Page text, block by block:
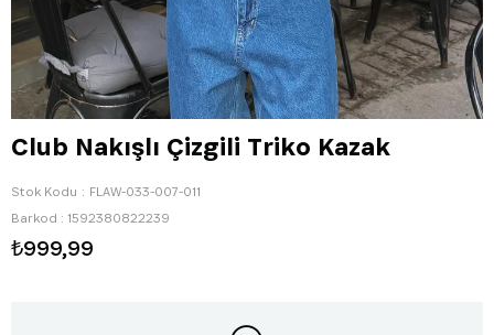
Club Nakışlı Çizgili Triko Kazak
Stok Kodu
FLAW-033-007-011
Barkod : 1592380822239
₺999,99